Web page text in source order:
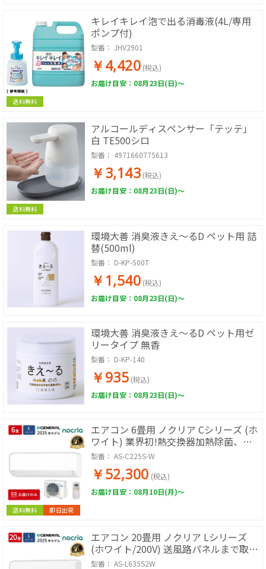
送料無料
キレイキレイ泡で出る消毒液(4L/専用
ポンプ付)
型番： JHV2901
￥4,420 (税込)
お届け目安：08月23日(日)～
送料無料
アルコールディスペンサー「テッテ」
白 TE500シロ
型番： 4971660775613
￥3,143 (税込)
お届け目安：08月23日(日)～
環境大善 消臭液きえ～るD ペット用 詰
替(500ml)
型番： D-KP-500T
￥1,540 (税込)
お届け目安：08月23日(日)～
環境大善 消臭液きえ～るD ペット用ゼ
リータイプ 無香
型番： D-KP-140
￥935 (税込)
お届け目安：08月23日(日)～
送料無料 即日出荷
エアコン 6畳用 ノクリア Cシリーズ (ホ
ワイト) 業界初!熱交換器加熱除菌、コ
ンパクトモデル
型番： AS-C225S-W
￥52,300 (税込)
お届け目安：08月10日(月)～
エアコン 20畳用 ノクリア Lシリーズ
(ホワイト/200V) 送風路パネルまで取り
外し可能でお手入れラクラク
型番： AS-L635S2W